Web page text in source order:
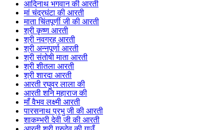
आदिनाथ भगवान की आरती
मां चंद्रघंटा की आरती
माता चिंतपूर्णी जी की आरती
श्री कृष्ण आरती
श्री नवग्रह आरती
श्री अन्नपूर्णा आरती
श्री संतोषी माता आरती
श्री शीतला आरती
श्री शारदा आरती
आरती रघुवर लाला की
आरती शनि महाराज की
माँ वैभव लक्ष्मी आरती
पारसनाथ प्रभु जी की आरती
शाकम्भरी देवी जी की आरती